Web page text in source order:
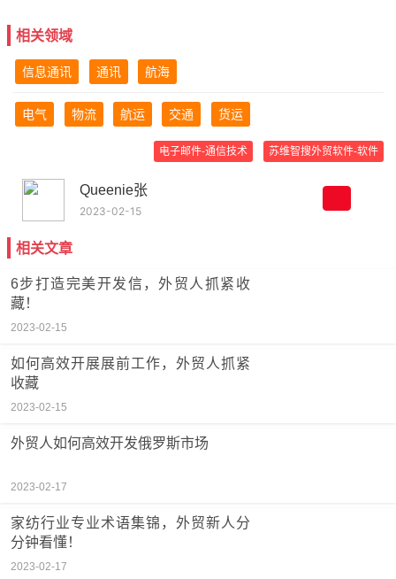
相关领域
信息通讯 通讯 航海
电气 物流 航运 交通 货运
苏维智搜外贸软件-软件
电子邮件-通信技术
Queenie张
2023-02-15
相关文章
6步打造完美开发信，外贸人抓紧收
藏！
2023-02-15
如何高效开展展前工作，外贸人抓紧
收藏
2023-02-15
外贸人如何高效开发俄罗斯市场
2023-02-17
家纺行业专业术语集锦，外贸新人分
分钟看懂！
2023-02-17